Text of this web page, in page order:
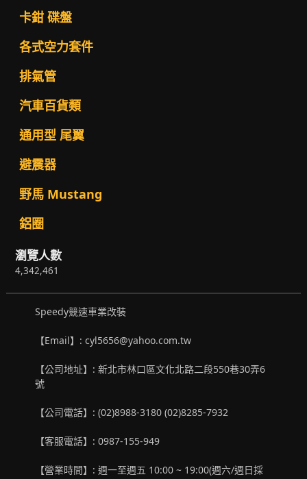
卡鉗 碟盤
各式空力套件
排氣管
汽車百貨類
通用型 尾翼
避震器
野馬 Mustang
鋁圈
瀏覽人數
4,342,461
Speedy競速車業改裝
【Email】: cyl5656@yahoo.com.tw
【公司地址】: 新北市林口區文化北路二段550巷30弄6
號
【公司電話】: (02)8988-3180 (02)8285-7932
【客服電話】: 0987-155-949
【營業時間】: 週一至週五 10:00 ~ 19:00(週六/週日採